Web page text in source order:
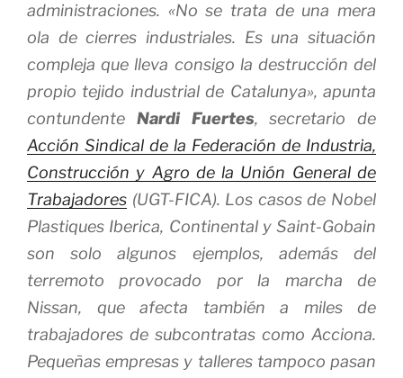
administraciones. «No se trata de una mera
ola de cierres industriales. Es una situación
compleja que lleva consigo la destrucción del
propio tejido industrial de Catalunya», apunta
contundente Nardi Fuertes, secretario de
Acción Sindical de la Federación de Industria,
Construcción y Agro de la Unión General de
Trabajadores (UGT-FICA). Los casos de Nobel
Plastiques Iberica, Continental y Saint-Gobain
son solo algunos ejemplos, además del
terremoto provocado por la marcha de
Nissan, que afecta también a miles de
trabajadores de subcontratas como Acciona.
Pequeñas empresas y talleres tampoco pasan